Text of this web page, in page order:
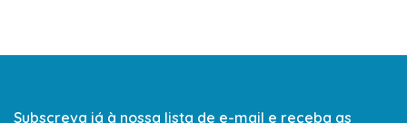
Subscreva já à nossa lista de e-mail e receba as